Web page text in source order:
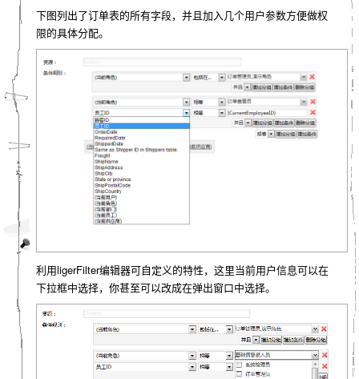
下图列出了订单表的所有字段，并且加入几个用户参数方便做权
限的具体分配。
利用ligerFilter编辑器可自定义的特性，这里当前用户信息可以在
下拉框中选择，你甚至可以改成在弹出窗口中选择。